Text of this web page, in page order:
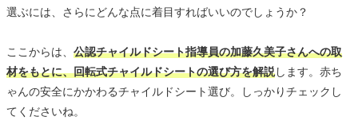
選ぶには、さらにどんな点に着目すればいいのでしょうか？
ここからは、 公認チャイルドシート指導員の加藤久美子さんへの取
材をもとに、回転式チャイルドシートの選び方を解説します。赤ち
ゃんの安全にかかわるチャイルドシート選び。しっかりチェックし
てくださいね。